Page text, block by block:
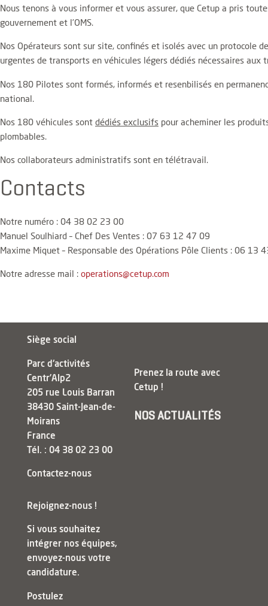
Nous tenons à vous informer et vous assurer, que Cetup a pris
gouvernement et l’OMS.
Nos Opérateurs sont sur site, confinés et isolés avec un protocole
urgentes de transports en véhicules légers dédiés nécessaires
Nos 180 Pilotes sont formés, informés et resenbilisés en
national.
Nos 180 véhicules sont dédiés exclusifs pour acheminer les
plombables.
Nos collaborateurs administratifs sont en télétravail.
Contacts
Notre numéro : 04 38 02 23 00
Manuel Soulhiard – Chef Des Ventes : 07 63 12 47 09
Maxime Miquet – Responsable des Opérations Pôle Clients : 06 13
Notre adresse mail : operations@cetup.com
Siège social
Parc d'activités
Centr’Alp2
205 rue Louis Barran
38430 Saint-Jean-de-
Moirans
France
Tél. : 04 38 02 23 00
Contactez-nous
Rejoignez-nous !
Si vous souhaitez
intégrer nos équipes,
envoyez-nous votre
candidature.
Postulez
Prenez la route avec
Cetup !
NOS ACTUALITÉS